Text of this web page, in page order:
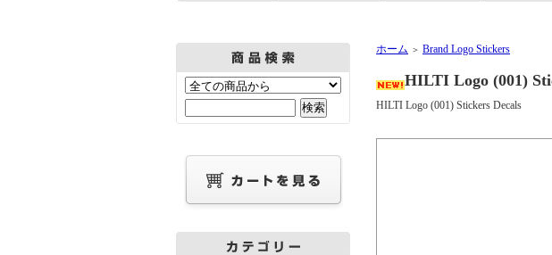
ホーム ＞ Brand Logo Stickers
HILTI Logo (001)
HILTI Logo (001) Stickers Decals